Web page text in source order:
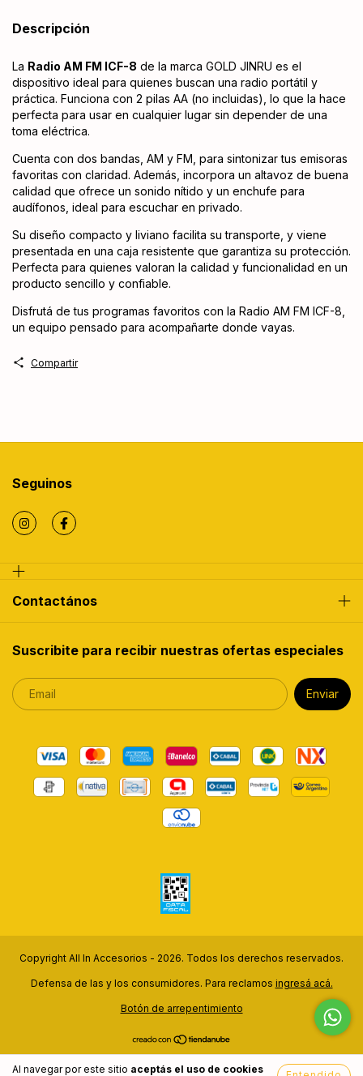
Al navegar por este sitio aceptás el uso de cookies
Descripción
La Radio AM FM ICF-8 de la marca GOLD JINRU es el
dispositivo ideal para quienes buscan una radio portátil y
práctica. Funciona con 2 pilas AA (no incluidas), lo que la hace
perfecta para usar en cualquier lugar sin depender de una
toma eléctrica.
Cuenta con dos bandas, AM y FM, para sintonizar tus emisoras
favoritas con claridad. Además, incorpora un altavoz de buena
calidad que ofrece un sonido nítido y un enchufe para
audífonos, ideal para escuchar en privado.
Su diseño compacto y liviano facilita su transporte, y viene
presentada en una caja resistente que garantiza su protección.
Perfecta para quienes valoran la calidad y funcionalidad en un
producto sencillo y confiable.
Disfrutá de tus programas favoritos con la Radio AM FM ICF-8,
un equipo pensado para acompañarte donde vayas.
Compartir
Seguinos
Contactános
Suscribite para recibir nuestras ofertas especiales
Copyright All In Accesorios - 2026. Todos los derechos reservados.
Defensa de las y los consumidores. Para reclamos ingresá acá.
Botón de arrepentimiento